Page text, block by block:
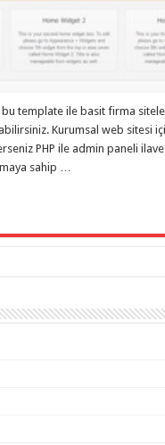
bu template ile basit firma
Kurumsal web sitesi
PHP ile admin paneli
sahip …